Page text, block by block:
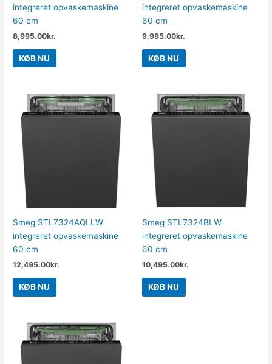
integreret opvaskemaskine
60 cm
8,995.00kr.
KØB NU
integreret opvaskemaskine
60 cm
9,995.00kr.
KØB NU
Smeg STL7324AQLLW
integreret opvaskemaskine
60 cm
12,495.00kr.
KØB NU
Smeg STL7324BLW
integreret opvaskemaskine
60 cm
10,495.00kr.
KØB NU